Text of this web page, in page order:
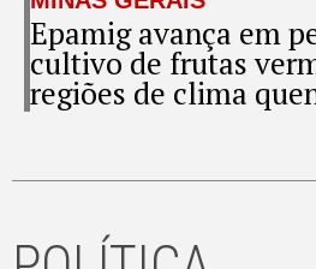
Epamig avança em
cultivo de frutas
regiões de clima